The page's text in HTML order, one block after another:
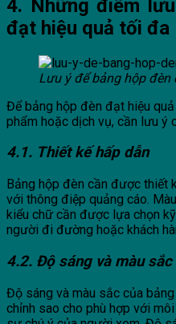
4. Những điểm
đạt hiệu quả tối đa
Lưu ý để bảng hộp
Để bảng hộp đèn đạt hiệu
phẩm hoặc dịch vụ, cần lưu ý
4.1. Thiết kế hấp dẫn
Bảng hộp đèn cần được thiết
với thông điệp quảng cáo.
kiểu chữ cần được lựa chọn
người đi đường hoặc khách
4.2. Độ sáng và màu sắc
Độ sáng và màu sắc của
chỉnh sao cho phù hợp với